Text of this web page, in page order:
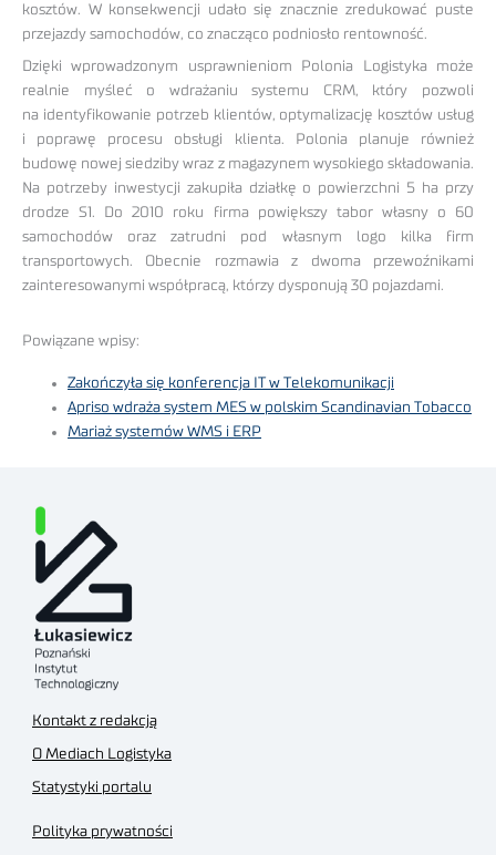
kosztów. W konsekwencji udało się znacznie zredukować puste
przejazdy samochodów, co znacząco podniosło rentowność.
Dzięki wprowadzonym usprawnieniom Polonia Logistyka może
realnie myśleć o wdrażaniu systemu CRM, który pozwoli
na identyfikowanie potrzeb klientów, optymalizację kosztów usług
i poprawę procesu obsługi klienta. Polonia planuje również
budowę nowej siedziby wraz z magazynem wysokiego składowania.
Na potrzeby inwestycji zakupiła działkę o powierzchni 5 ha przy
drodze S1. Do 2010 roku firma powiększy tabor własny o 60
samochodów oraz zatrudni pod własnym logo kilka firm
transportowych. Obecnie rozmawia z dwoma przewoźnikami
zainteresowanymi współpracą, którzy dysponują 30 pojazdami.
Powiązane wpisy:
Zakończyła się konferencja IT w Telekomunikacji
Apriso wdraża system MES w polskim Scandinavian Tobacco
Mariaż systemów WMS i ERP
Kontakt z redakcją
O Mediach Logistyka
Statystyki portalu
Polityka prywatności